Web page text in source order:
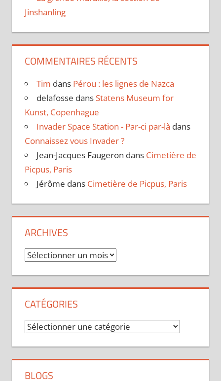
Jinshanling
COMMENTAIRES RÉCENTS
Tim dans Pérou : les lignes de Nazca
delafosse dans Statens Museum for
Kunst, Copenhague
Invader Space Station - Par-ci par-là dans
Connaissez vous Invader ?
Jean-Jacques Faugeron dans Cimetière de
Picpus, Paris
Jérôme dans Cimetière de Picpus, Paris
ARCHIVES
Archives
CATÉGORIES
Catégories
BLOGS